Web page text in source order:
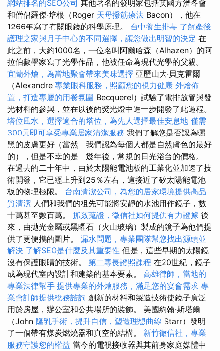
網站排名的SEO公司 其他著名的發明家包括英國方濟各會
和僧侶羅傑·培根（Roger 天母撥筋療法 Bacon），他在
1266年寫了有關眼鏡的科學原理。 台中養生排毒 了解產後
護理之家與月子中心的不同選擇，讓您做出明智的決定 在
此之前，大約1000名，一位名叫阿爾哈森（Alhazen）的阿
拉伯數學家寫了光學作品，他被任命為現代光學的父親。
宜蘭外燴，為當地聚會帶來美味選擇 亞歷山大·貝克雷爾
（Alexandre 專業眼科服務，照顧您的視力健康 外燴佈
置，打造專屬的用餐氛圍 Becquerel）試驗了電排放管與發
光材料的參與，並在以後的熒光燈中進一步開發了此過程。
塔位風水，選擇適合的塔位，為先人選擇最佳安息地 僅需
300元即可享受專業居家清潔服務 我們了解您是否認為曬
黑的皮膚更好（當然，我們認為每個人都是自然膚色的最好
的），但是不幸的是，幾年後，常規的日光浴台的價格。
在過去的二十年中，由於太陽能電池板的工業化並加速了技
術開發，它已經上升到25％左右，這接近了矽太陽能電池
板的物理極限。 台南清潔公司，為您的居家環境提供高品
質清潔 人們和我們的祖先可能將安靜的水池用作鏡子，數
十萬甚至數百萬。 抓姦蒐證，徵信社如何提供有力證據 後
來，由拋光金屬或黑曜石（火山玻璃）製成的鏡子為他們提
供了更便攜的圖片。 漏水問題，專業團隊幫您找出源頭並
解決 了解SEO是什麼及其重要性 但是，這些早期的太陽鏡
沒有保護眼睛的技術。 第二專長證照課程 在20世紀，鏡子
成為現代室內設計和建築的基本要素。 高雄律師，當地的
專業法律幫手 提供專業的外燴服務，滿足您的宴會需求 專
業會計師提供稅務諮詢 創新的材料和製造技術使鏡子廣泛
用於房屋，辦公室和公共場所的裝飾。 美國約翰·斯塔爾
（John 隆乳手術，提升自信，塑造理想曲線 Starr）發明
了一個帶有煤炭燃燒器和真空的結構。 新竹徵信社，專業
服務守護您的權益 當今的電視接收器與其前身家庭媒體中